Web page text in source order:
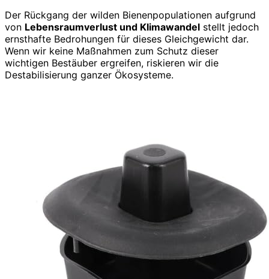
Der Rückgang der wilden Bienenpopulationen aufgrund
von Lebensraumverlust und Klimawandel stellt jedoch
ernsthafte Bedrohungen für dieses Gleichgewicht dar.
Wenn wir keine Maßnahmen zum Schutz dieser
wichtigen Bestäuber ergreifen, riskieren wir die
Destabilisierung ganzer Ökosysteme.